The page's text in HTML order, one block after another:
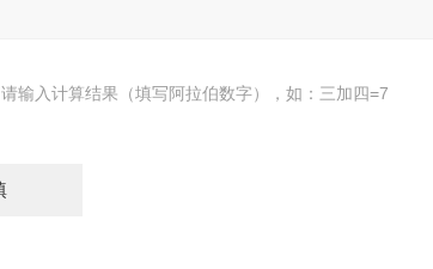
请输入计算结果（填写阿拉伯数字），如：三加四=7